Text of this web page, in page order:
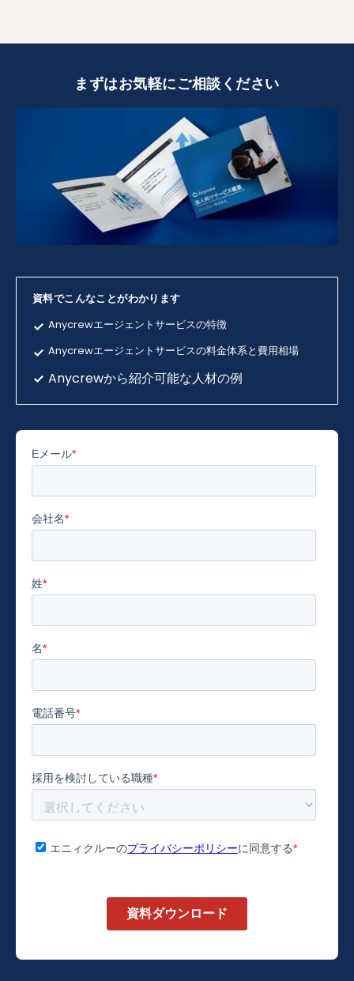
まずはお気軽にご相談ください
資料でこんなことがわかります
Anycrewエージェントサービスの特徴
Anycrewエージェントサービスの料金体系と費用相場
Anycrewから紹介可能な人材の例